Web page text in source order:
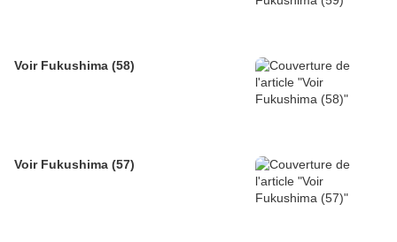
Voir Fukushima (58)
Voir Fukushima (57)